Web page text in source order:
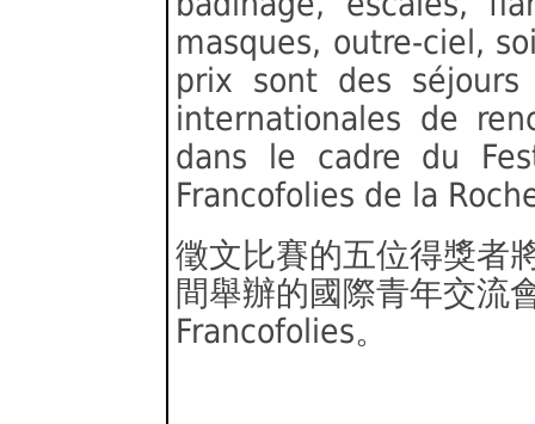
masques, outre-ciel,
prix sont des
internationales de
dans le cadre du
Francofolies de la
徵文比賽的五位得獎者
間舉辦的國際青年交流
Francofolies。